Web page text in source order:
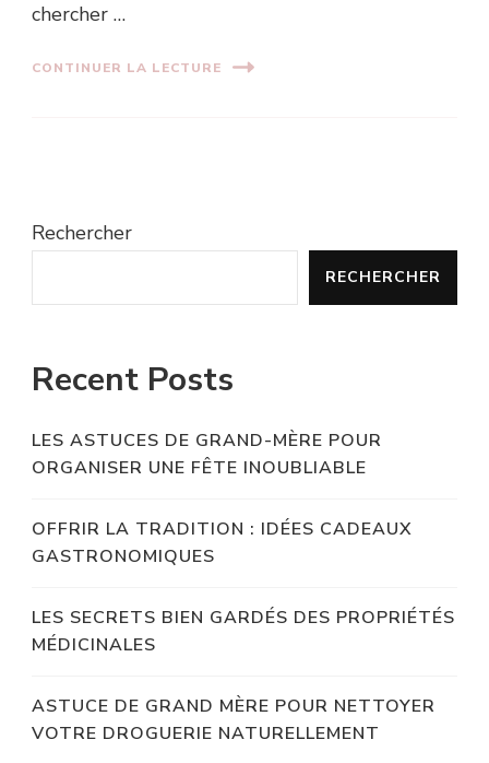
chercher …
CONTINUER LA LECTURE
Rechercher
RECHERCHER
Recent Posts
LES ASTUCES DE GRAND-MÈRE POUR
ORGANISER UNE FÊTE INOUBLIABLE
OFFRIR LA TRADITION : IDÉES CADEAUX
GASTRONOMIQUES
LES SECRETS BIEN GARDÉS DES PROPRIÉTÉS
MÉDICINALES
ASTUCE DE GRAND MÈRE POUR NETTOYER
VOTRE DROGUERIE NATURELLEMENT